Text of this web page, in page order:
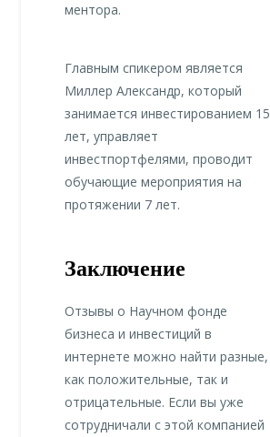
ментора.
Главным спикером является
Миллер Александр, который
занимается инвестированием 15
лет, управляет
инвестпортфелями, проводит
обучающие мероприятия на
протяжении 7 лет.
Заключение
Отзывы о Научном фонде
бизнеса и инвестиций в
интернете можно найти разные,
как положительные, так и
отрицательные. Если вы уже
сотрудничали с этой компанией